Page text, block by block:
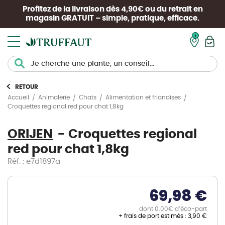
Profitez de la livraison dès 4,90€ ou du retrait en
magasin GRATUIT – simple, pratique, efficace.
RETOUR
Accueil
Animalerie Chats
Alimentation et friandises
Croquettes regional red pour chat 1,8kg
ORIJEN
Croquettes regional
red pour chat 1,8kg
Réf. : e7d1897a
69,98 €
dont 0.00€ d’éco-part
+ frais de port estimés : 3,90 €